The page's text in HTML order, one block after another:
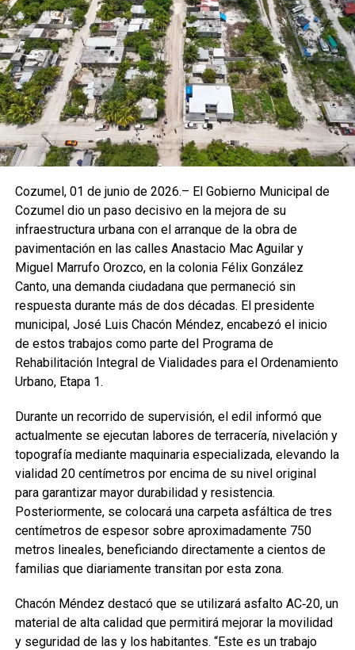
Cozumel, 01 de junio de 2026.– El Gobierno Municipal de
Cozumel dio un paso decisivo en la mejora de su
infraestructura urbana con el arranque de la obra de
pavimentación en las calles Anastacio Mac Aguilar y
Miguel Marrufo Orozco, en la colonia Félix González
Canto, una demanda ciudadana que permaneció sin
respuesta durante más de dos décadas. El presidente
municipal, José Luis Chacón Méndez, encabezó el inicio
de estos trabajos como parte del Programa de
Rehabilitación Integral de Vialidades para el Ordenamiento
Urbano, Etapa 1.
Durante un recorrido de supervisión, el edil informó que
actualmente se ejecutan labores de terracería, nivelación y
topografía mediante maquinaria especializada, elevando la
vialidad 20 centímetros por encima de su nivel original
para garantizar mayor durabilidad y resistencia.
Posteriormente, se colocará una carpeta asfáltica de tres
centímetros de espesor sobre aproximadamente 750
metros lineales, beneficiando directamente a cientos de
familias que diariamente transitan por esta zona.
Chacón Méndez destacó que se utilizará asfalto AC‑20, un
material de alta calidad que permitirá mejorar la movilidad
y seguridad de las y los habitantes. “Este es un trabajo